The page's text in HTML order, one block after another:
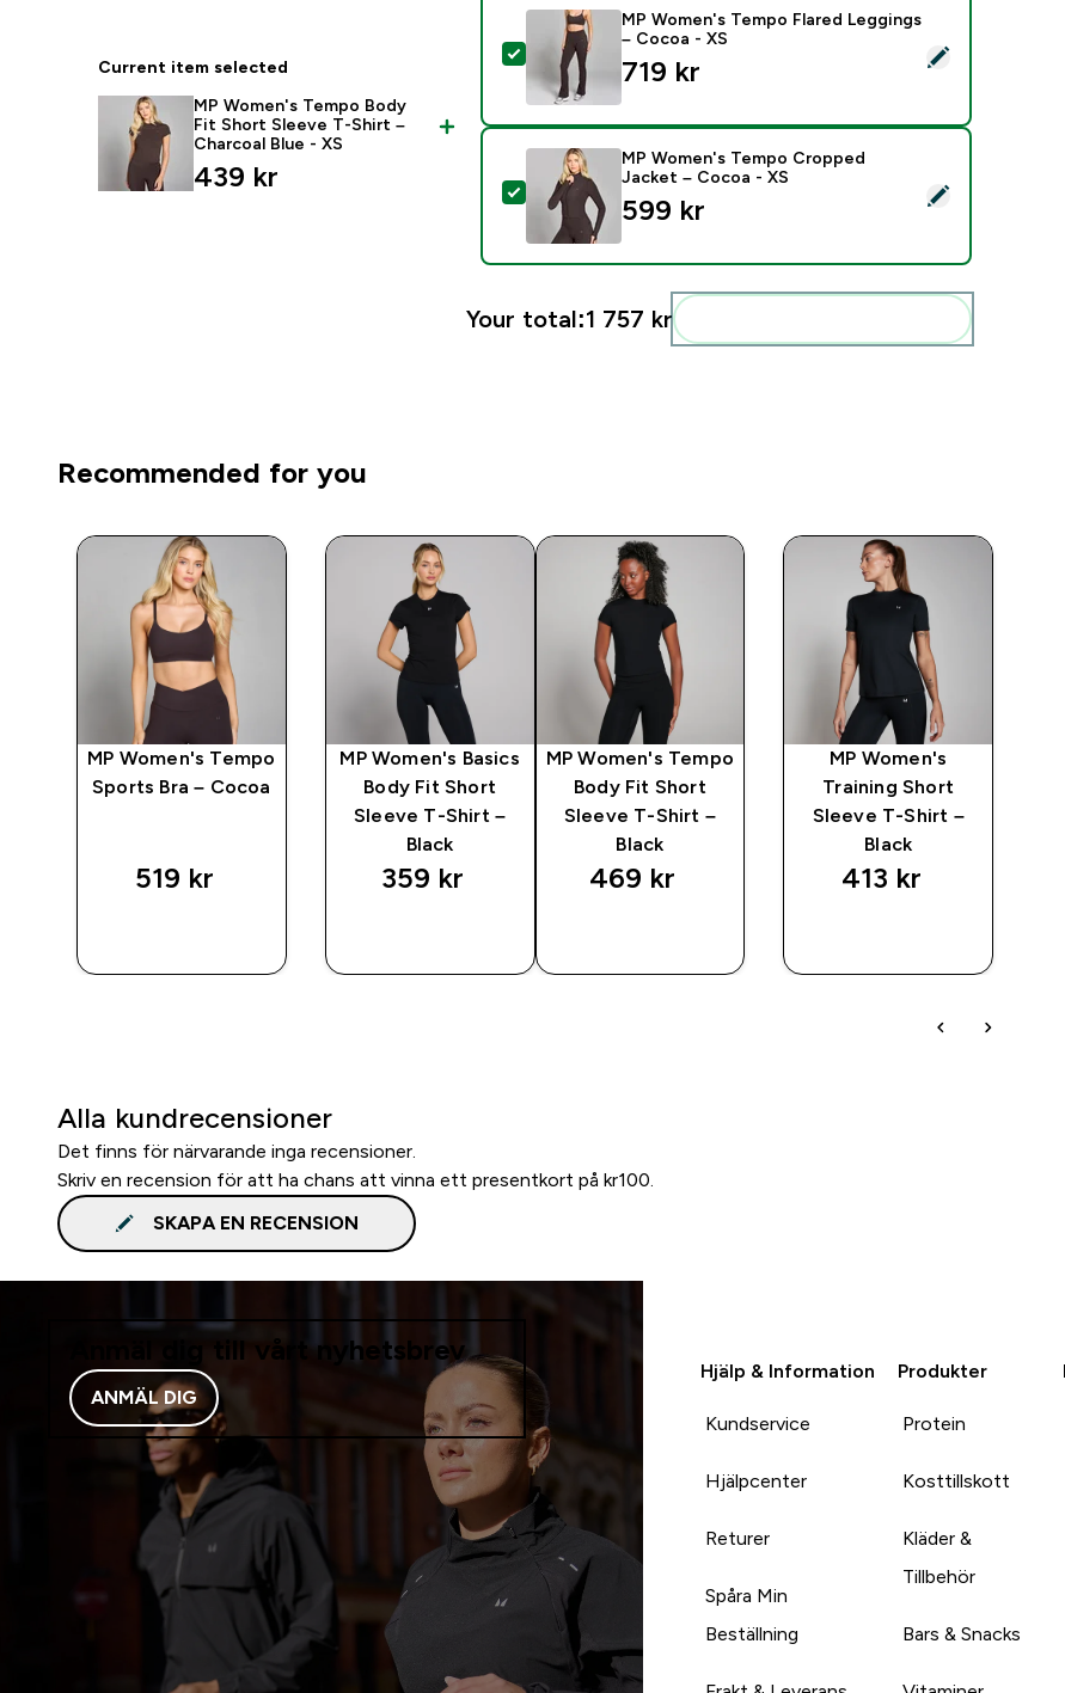
Current item selected
MP Women's Tempo Body
Fit Short Sleeve T-Shirt –
Charcoal Blue - XS
439 kr‎
Select this product - MP Women's Tempo Flared Leggings –
MP Women's Tempo Flared Leggings
– Cocoa - XS
719 kr‎
Select this product - MP Women's Tempo Cropped Jacket –
MP Women's Tempo Cropped
Jacket – Cocoa - XS
599 kr‎
Your total:1 757 kr‎
Recommended for you
MP Women's Tempo
Sports Bra – Cocoa
519 kr‎
MP Women's Basics
Body Fit Short
Sleeve T-Shirt –
Black
359 kr‎
MP Women's Tempo
Body Fit Short
Sleeve T-Shirt –
Black
469 kr‎
MP Women's
Training Short
Sleeve T-Shirt –
Black
413 kr‎
Alla kundrecensioner
Det finns för närvarande inga recensioner.
Skriv en recension för att ha chans att vinna ett presentkort på kr100.
SKAPA EN RECENSION
Anmäl dig till vårt nyhetsbrev
ANMÄL DIG
Hjälp & Information
Kundservice
Hjälpcenter
Returer
Spåra Min
Beställning
Produkter
Protein
Kosttillskott
Kläder &
Tillbehör
Bars & Snacks